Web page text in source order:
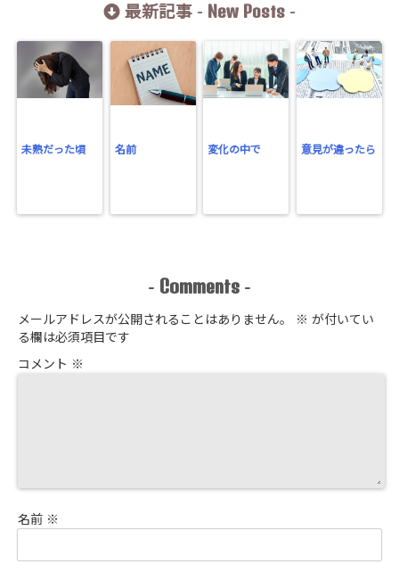
最新記事 - New Posts -
未熟だった頃 名前 変化の中で 意見が違ったら
- Comments -
メールアドレスが公開されることはありません。 ※ が付いてい
る欄は必須項目です
コメント ※
名前 ※